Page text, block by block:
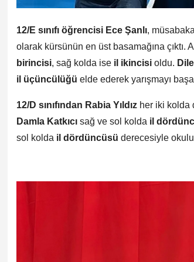
12/E sınıfı öğrencisi Ece Şanlı,
olarak kürsünün en üst basamağına çıktı.
birincisi, sağ kolda ise il ikincisi oldu.
il üçüncülüğü elde ederek yarışmayı
12/D sınıfından Rabia Yıldız her iki kolda
Damla Katkıcı sağ ve sol kolda il
sol kolda il dördüncüsü derecesiyle